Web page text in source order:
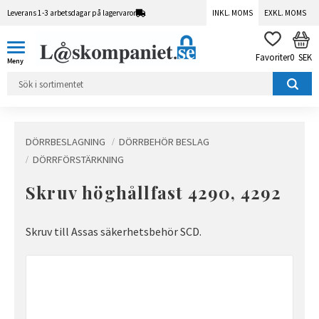
Leverans 1-3 arbetsdagar på lagervaror INKL. MOMS EXKL. MOMS
FAVORITER
0 SEK
DÖRRBESLAGNING
DÖRRBEHÖR BESLAG
DÖRRFÖRSTÄRKNING
Skruv höghållfast 4290, 4292
Skruv till Assas säkerhetsbehör SCD.